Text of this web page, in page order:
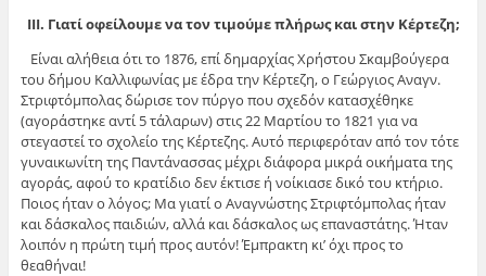
ΙΙΙ. Γιατί οφείλουμε να τον τιμούμε πλήρως και στην Κέρτεζη;
Είναι αλήθεια ότι το 1876, επί δημαρχίας Χρήστου Σκαμβούγερα
του δήμου Καλλιφωνίας με έδρα την Κέρτεζη, ο Γεώργιος Αναγν.
Στριφτόμπολας δώρισε τον πύργο που σχεδόν κατασχέθηκε
(αγοράστηκε αντί 5 τάλαρων) στις 22 Μαρτίου το 1821 για να
στεγαστεί το σχολείο της Κέρτεζης. Αυτό περιφερόταν από τον τότε
γυναικωνίτη της Παντάνασσας μέχρι διάφορα μικρά οικήματα της
αγοράς, αφού το κρατίδιο δεν έκτισε ή νοίκιασε δικό του κτήριο.
Ποιος ήταν ο λόγος; Μα γιατί ο Αναγνώστης Στριφτόμπολας ήταν
και δάσκαλος παιδιών, αλλά και δάσκαλος ως επαναστάτης. Ήταν
λοιπόν η πρώτη τιμή προς αυτόν! Έμπρακτη κι’ όχι προς το
θεαθήναι!